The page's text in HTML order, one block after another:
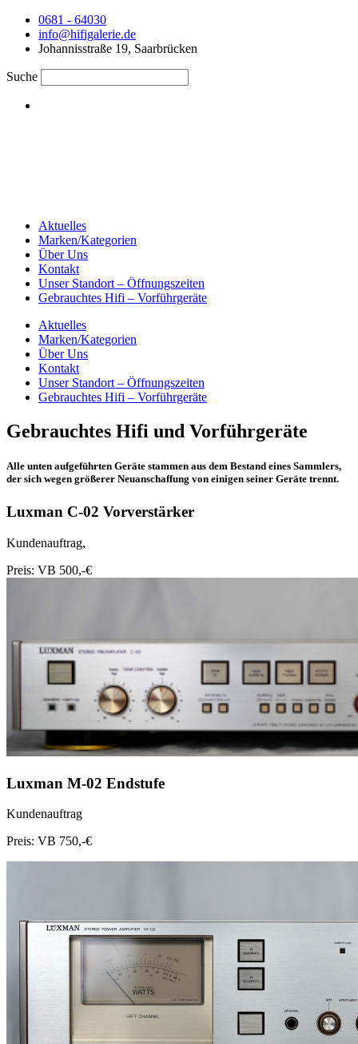
0681 - 64030
info@hifigalerie.de
Johannisstraße 19, Saarbrücken
Suche
Aktuelles
Marken/Kategorien
Über Uns
Kontakt
Unser Standort – Öffnungszeiten
Gebrauchtes Hifi – Vorführgeräte
Aktuelles
Marken/Kategorien
Über Uns
Kontakt
Unser Standort – Öffnungszeiten
Gebrauchtes Hifi – Vorführgeräte
Gebrauchtes Hifi und Vorführgeräte
Alle unten aufgeführten Geräte stammen aus dem Bestand eines Sammlers,
der sich wegen größerer Neuanschaffung von einigen seiner Geräte trennt.
Luxman C-02 Vorverstärker
Kundenauftrag,
Preis: VB 500,-€
Luxman M-02 Endstufe
Kundenauftrag
Preis: VB 750,-€